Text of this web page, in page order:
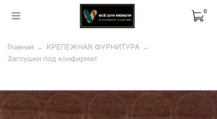
0
Главная
КРЕПЕЖНАЯ ФУРНИТУРА
Заглушки под конфирмат